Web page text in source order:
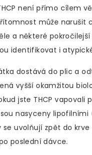
není přímo cílem
může narušit
a některé
identifikovat i
dostává do plic a
vyšší okamžitou
jste THCP vapovali
nasyceny
uvolňují zpět do
poslední dávce.